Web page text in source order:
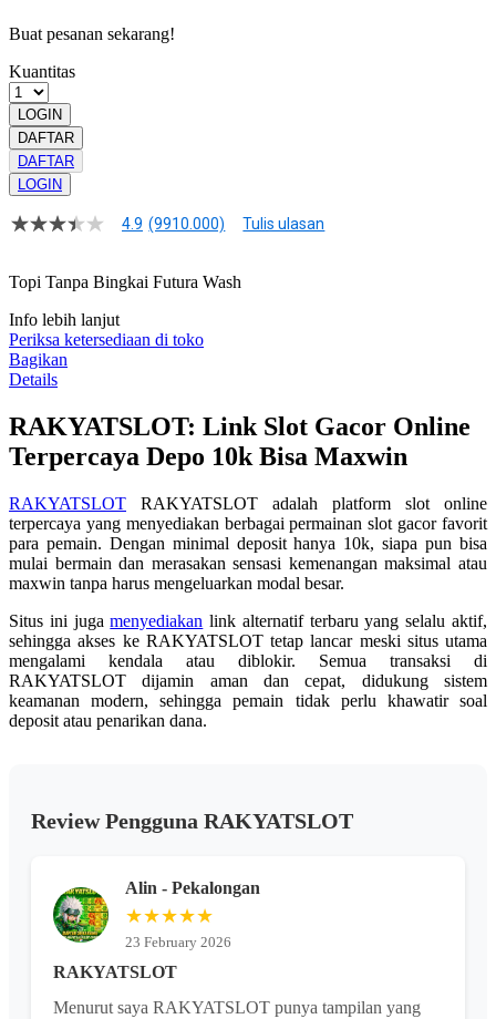
Buat pesanan sekarang!
Kuantitas
LOGIN
DAFTAR
DAFTAR
LOGIN
4.9
bintang,
rating
rata-
rata.
Read
13
Tautan
halaman
yang
4.9 (9910.000) Tulis ulasan
Topi Tanpa Bingkai Futura Wash
Info lebih lanjut
Periksa ketersediaan di toko
Bagikan
Details
RAKYATSLOT: Link Slot Gacor Online
Terpercaya Depo 10k Bisa Maxwin
RAKYATSLOT RAKYATSLOT adalah platform slot online
terpercaya yang menyediakan berbagai permainan slot gacor favorit
para pemain. Dengan minimal deposit hanya 10k, siapa pun bisa
mulai bermain dan merasakan sensasi kemenangan maksimal atau
maxwin tanpa harus mengeluarkan modal besar.
Situs ini jugamenyediakan link alternatif terbaru yang selalu aktif,
sehingga akses ke RAKYATSLOT tetap lancar meski situs utama
mengalami kendala atau diblokir. Semua transaksi di
RAKYATSLOT dijamin aman dan cepat, didukung sistem
keamanan modern, sehingga pemain tidak perlu khawatir soal
deposit atau penarikan dana.
Review Pengguna RAKYATSLOT
Alin - Pekalongan
★★★★★
23 February 2026
RAKYATSLOT
Menurut saya RAKYATSLOT punya tampilan yang